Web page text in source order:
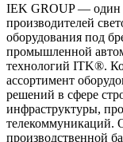
IEK GROUP — один
производителей
оборудования под
промышленной
технологий ITK®.
ассортимент
решений в сфере
инфраструктуры,
телекоммуникаций.
производственной